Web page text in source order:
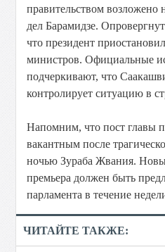
правительством возложено
дел Барамидзе.
что президент
министров. Официальные
подчеркивают, что
контролирует ситуацию в
Напомним, что пост главы
вакантным после
ночью Зураба Жвания.
премьера должен быть
парламента в течение
ЧИТАЙТЕ ТАКЖЕ: